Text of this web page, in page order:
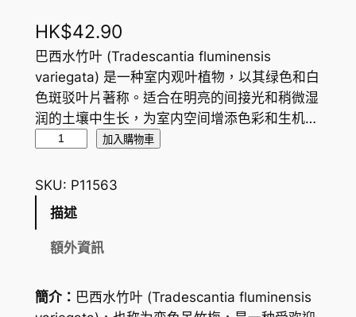
HK$42.90
巴西水竹叶 (Tradescantia fluminensis
variegata) 是一种室内观叶植物，以其绿色和白
色斑驳叶片著称。适合在明亮的间接光和稍微湿
润的土壤中生长，为室内空间增添色彩和生机…
水
竹
h
加入購物車
SKU: P11563
描述
額外資訊
簡介： 巴西水竹叶 (Tradescantia fluminensis